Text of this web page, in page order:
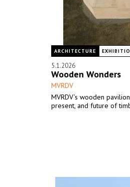
ARCHITECTURE
5.1.2026
Wooden Wonders
MVRDV
MVRDV’s wooden
present, and future of